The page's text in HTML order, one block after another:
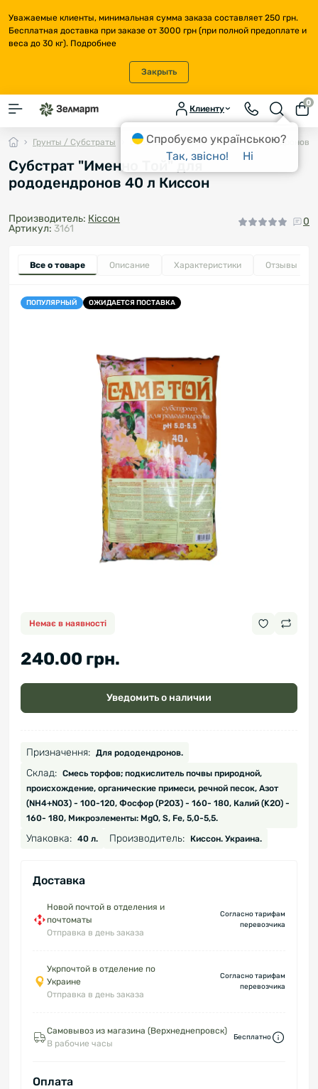
Уважаемые клиенты, минимальная сумма заказа составляет 250 грн.
Бесплатная доставка при заказе от 3000 грн (при полной предоплате и
веса до 30 кг). Подробнее
Закрыть
Клиенту
0
Грунты / Субстраты Субстрат "Именно Той" для рододендронов
Субстрат "Именно Той" для
рододендронов 40 л Киссон
Производитель: Кіссон
Артикул: 3161
0
Все о товаре Описание Характеристики Отзывы
ПОПУЛЯРНЫЙ ОЖИДАЕТСЯ ПОСТАВКА
Немає в наявності
240.00 грн.
Уведомить о наличии
Призначення: Для рододендронов.
Склад: Смесь торфов; подкислитель почвы природной,
происхождение, органические примеси, речной песок, Азот
(NH4+NO3) - 100-120, Фосфор (P2O3) - 160- 180, Калий (K2O) -
160- 180, Микроэлементы: MgO, S, Fe, 5,0-5,5.
Упаковка: 40 л. Производитель: Киссон. Украина.
Доставка
Новой почтой в отделения и
почтоматы
Отправка в день заказа
Согласно тарифам
перевозчика
Укрпочтой в отделение по
Украине
Отправка в день заказа
Согласно тарифам
перевозчика
Самовывоз из магазина (Верхнеднепровск)
В рабочие часы
Бесплатно
Оплата
Спробуємо українською?
Так, звісно!
Ні